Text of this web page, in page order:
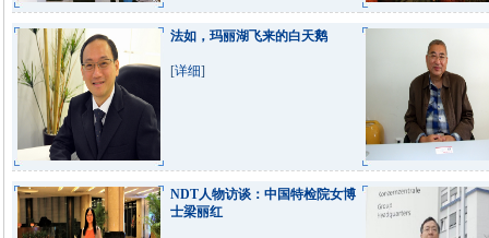
法如，玛丽湖飞来的白天鹅
[详细]
NDT人物访谈：中国特检院女博
士梁丽红